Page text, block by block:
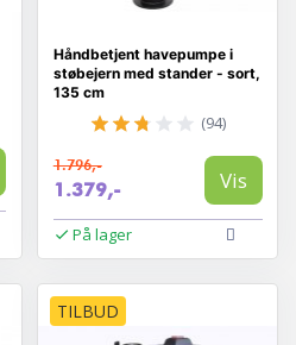
Håndbetjent havepumpe i
støbejern med stander - sort,
135 cm
(94)
1.796,-
1.379,- Vis
På lager
TILBUD